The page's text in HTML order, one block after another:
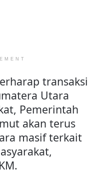
transaksi
Utara
Pemerintah
akan terus
masif terkait